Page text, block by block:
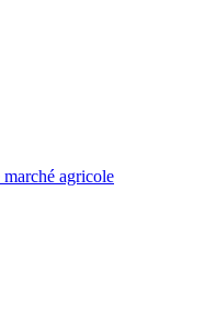
agricole